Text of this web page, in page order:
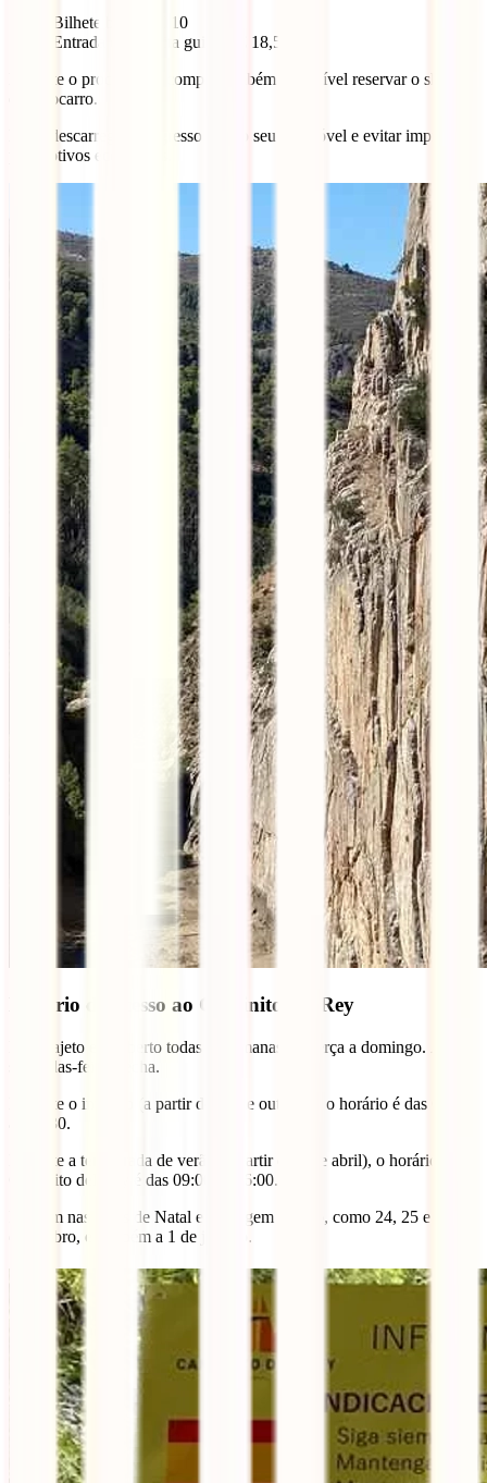
Bilhete básico: € 10
Entrada com visita guiada: € 18,5
Durante o processo de compra também é possível reservar o shuttle
de autocarro.
Deve descarregar o ingresso para o seu telemóvel e evitar imprimi-lo
por motivos ecológicos.
Horário de acesso ao Caminito del Rey
Este trajeto está aberto todas as semanas, de terça a domingo. Às
segundas-feiras fecha.
Durante o inverno (a partir de 27 de outubro), o horário é das 09:30
às 14:30.
Durante a temporada de verão (a partir de 1 de abril), o horário do
Caminito del Rey é das 09:00 às 16:00.
Fecham nas datas de Natal e passagem de ano, como 24, 25 e 31 de
dezembro, e também a 1 de janeiro.